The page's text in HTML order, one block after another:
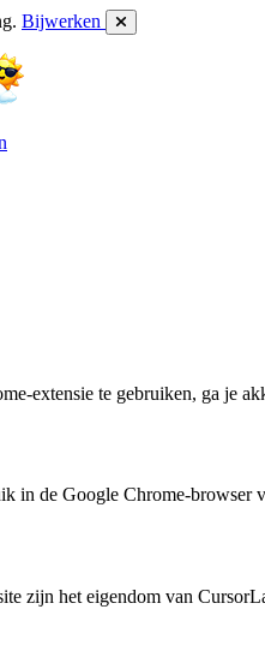
Bijwerken
extensie te gebruiken, ga je
in de Google Chrome-browser
zijn het eigendom van